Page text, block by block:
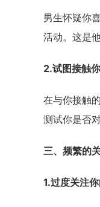
男生怀疑你
活动。这是
2.试图接触
在与你接触
测试你是否
三、频繁的
1.过度关注